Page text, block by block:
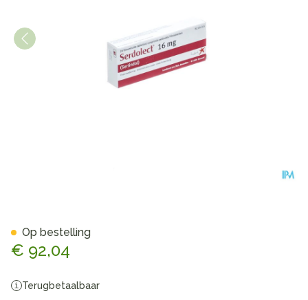
€ 92,04
Terugbetaalbaar
Op bestelling